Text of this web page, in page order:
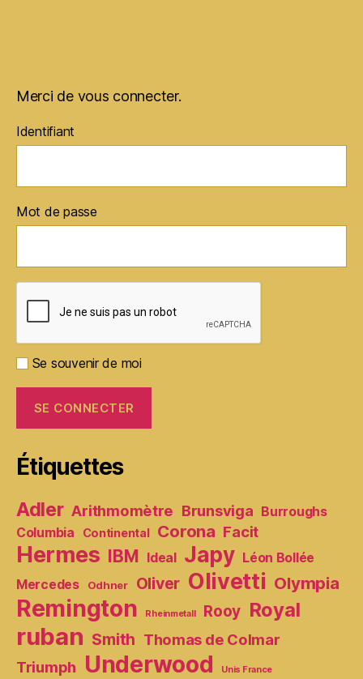
Merci de vous connecter.
Identifiant
Mot de passe
Se souvenir de moi
Étiquettes
Adler Arithmomètre Brunsviga Burroughs
Columbia
Continental Corona Facit
Hermes IBM Ideal Japy Léon Bollée
Mercedes
Odhner Oliver Olivetti Olympia
Remington Rheinmetall Rooy Royal
ruban Smith Thomas de Colmar
Triumph Underwood Unis France